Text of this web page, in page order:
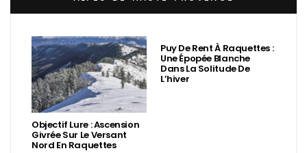
Objectif Lure : Ascension
Givrée Sur Le Versant
Nord En Raquettes
Puy De Rent À Raquettes :
Une Épopée Blanche
Dans La Solitude De
L’hiver